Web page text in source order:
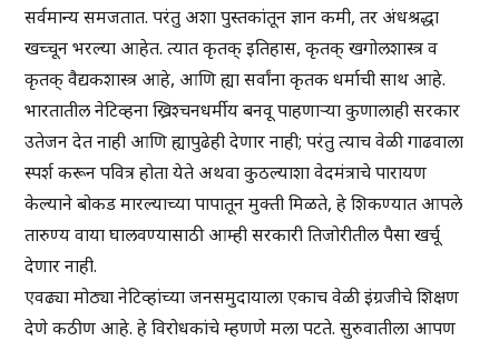
सर्वमान्य समजतात. परंतु अशा पुस्तकांतून ज्ञान कमी, तर अंधश्रद्धा
खच्चून भरल्या आहेत. त्यात कृतक् इतिहास, कृतक् खगोलशास्त्र व
कृतक् वैद्यकशास्त्र आहे, आणि ह्या सर्वांना कृतक धर्माची साथ आहे.
भारतातील नेटिव्हना ख्रिश्चनधर्मीय बनवू पाहणाऱ्या कुणालाही सरकार
उतेजन देत नाही आणि ह्यापुढेही देणार नाही; परंतु त्याच वेळी गाढवाला
स्पर्श करून पवित्र होता येते अथवा कुठल्याशा वेदमंत्राचे पारायण
केल्याने बोकड मारल्याच्या पापातून मुक्ती मिळते, हे शिकण्यात आपले
तारुण्य वाया घालवण्यासाठी आम्ही सरकारी तिजोरीतील पैसा खर्चू
देणार नाही.
एवढ्या मोठ्या नेटिव्हांच्या जनसमुदायाला एकाच वेळी इंग्रजीचे शिक्षण
देणे कठीण आहे. हे विरोधकांचे म्हणणे मला पटते. सुरुवातीला आपण